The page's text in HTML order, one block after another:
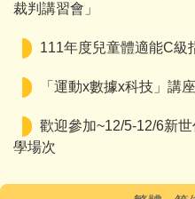
裁判講習會」
111年度兒童體適能C
「運動x數據x科技」講
歡迎參加~12/5-12/6新
學場次